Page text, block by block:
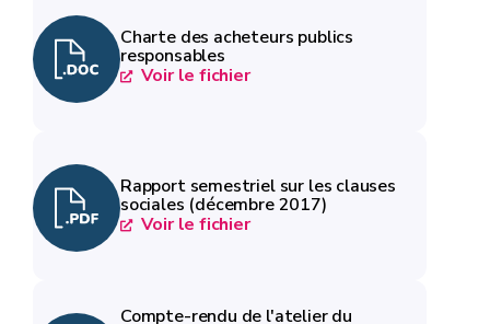
aussi être utilisé pour les fonds de
cohésion (cf. onglet "Instructions").
3. Accompagne les utilisateurs de la
préparation de l'appel à projet/marché
Charte des acheteurs publics
responsables
Voir le fichier
Rapport semestriel sur les clauses
sociales (décembre 2017)
Voir le fichier
Compte-rendu de l'atelier du